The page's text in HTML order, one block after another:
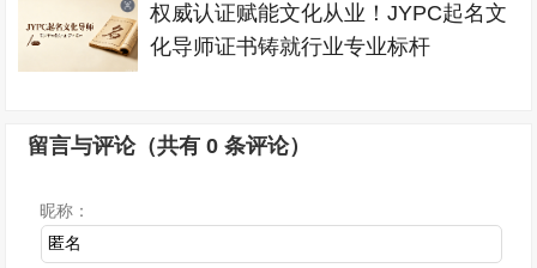
权威认证赋能文化从业！JYPC起名文
化导师证书铸就行业专业标杆
留言与评论（共有0 条评论）
昵称：